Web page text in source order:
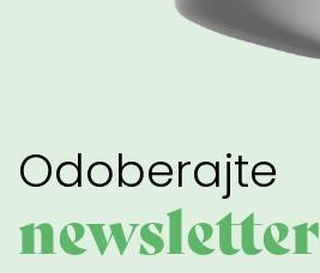
Odoberajte
newsletter